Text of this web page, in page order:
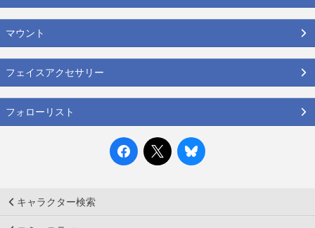
マウント
フェイスアクセサリー
フォローリスト
キャラクター検索